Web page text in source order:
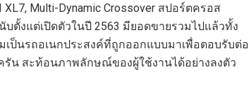
XL7, Multi-Dynamic Crossover สปอร์ตครอส
ตั้งแต่เปิดตัวในปี 2563 มียอดขายรวมไปแล้วทั้ง
เป็นรถอเนกประสงค์ที่ถูกออกแบบมาเพื่อตอบรับต่อ
รัน สะท้อนภาพลักษณ์ของผู้ใช้งานได้อย่างลงตัว